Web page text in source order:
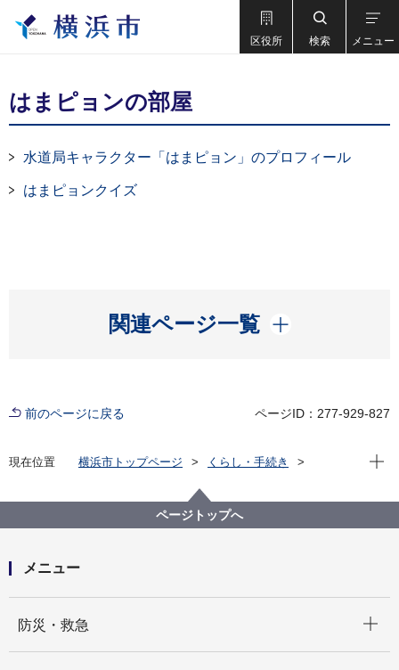
区役所 検索 メニュー
はまピョンの部屋
水道局キャラクター「はまピョン」のプロフィール
はまピョンクイズ
関連ページ一覧
開く
前のページに戻る ページID：277-929-827
現在位置 横浜市トップページ
くらし・手続き
現在
ページトップへ
メニュー
防災・救急